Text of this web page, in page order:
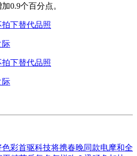
0.9个百分点。
下替代品照
际
下替代品照
际
彩首驱科技将携春晚同款电摩和全